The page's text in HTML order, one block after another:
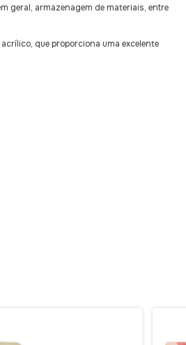
geral, armazenagem de materiais, entre
que proporciona uma excelente